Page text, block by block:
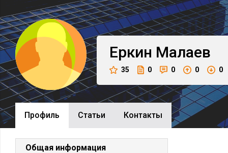
Еркин Малаев
35 0 0 0 0
Профиль Cтатьи Контакты
Общая информация